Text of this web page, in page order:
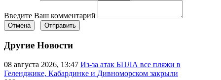
Введите Ваш комментарий
Отмена Отправить
Другие Новости
08 августа 2026, 13:47 Из-за атак БПЛА все пляжи в
Геленджике, Кабардинке и Дивноморском закрыли